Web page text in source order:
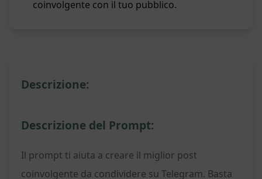
coinvolgente con il tuo pubblico.
Descrizione:
Descrizione del Prompt:
Il prompt ti aiuta a creare il miglior post
coinvolgente da condividere su Telegram. Basta